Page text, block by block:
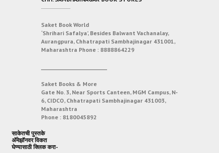
Saket Book World
‘Shrihari Safalya’, Besides Balwant Vachanalay,
Aurangpura, Chhatrapati Sambhajinagar 431001,
Maharashtra Phone : 8888864229
Saket Books & More
Gate No. 3, Near Sports Canteen, MGM Campus, N-
6, CIDCO, Chhatrapati Sambhajinagar 431003,
Maharashtra
Phone : 8180045892
साकेतची पुस्तके
अ‍ॅमेझॉनवर विकत
घेण्यासाठी क्लिक करा-